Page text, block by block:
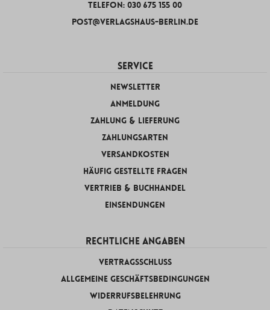
Telefon: 030 675 155 00
post@verlagshaus-berlin.de
SERVICE
Newsletter
Anmeldung
Zahlung & Lieferung
Zahlungsarten
Versandkosten
Häufig gestellte Fragen
Vertrieb & Buchhandel
Einsendungen
RECHTLICHE ANGABEN
Vertragsschluss
Allgemeine Geschäftsbedingungen
Widerrufsbelehrung